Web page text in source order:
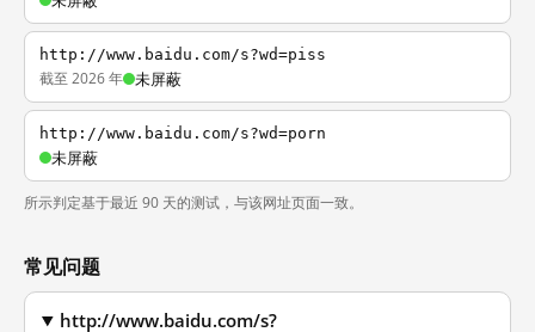
http://www.baidu.com/s?wd=piss
截至 2026 年 未屏蔽
http://www.baidu.com/s?wd=porn
未屏蔽
所示判定基于最近 90 天的测试，与该网址页面一致。
常见问题
http://www.baidu.com/s?